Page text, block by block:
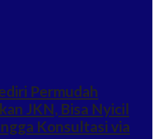
Permudah
JKN, Bisa Nyicil
Konsultasi via